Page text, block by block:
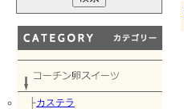
├カステラ